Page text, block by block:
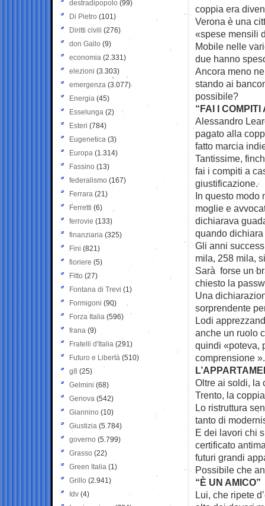
coppia era
Verona è una
«spese mensili
Mobile nelle
due hanno
Ancora meno
stando ai
possibile?
“FAI I COMPITI
Alessandro
pagato alla
fatto marcia
Tantissime,
fai i compiti a
giustificazione.
In questo modo
moglie e
dichiarava
quando
Gli anni
mila, 258 mila,
Sarà forse un
chiesto la
Una
sorprendente
Lodi
anche un ruolo
quindi «poteva,
comprensione
Oltre ai soldi, la
Trento, la
Lo ristruttura
tanto di
E dei lavori chi
certificato
futuri grandi
Possibile che
“È UN AMICO”
Lui, che ripete
destradipopolo (99)
Di Pietro (101)
Diritti civili (276)
don Gallo (9)
economia (2.331)
elezioni (3.303)
emergenza (3.077)
Energia (45)
Esselunga (2)
Esteri (784)
Eugenetica (3)
Europa (1.314)
Fassino (13)
federalismo (167)
Ferrara (21)
Ferretti (6)
ferrovie (133)
finanziaria (325)
Fini (821)
fioriere (5)
Fitto (27)
Fontana di Trevi (1)
Formigoni (90)
Forza Italia (596)
frana (9)
Fratelli d'Italia (291)
Futuro e Libertà (510)
g8 (25)
Gelmini (68)
Genova (542)
Giannino (10)
Giustizia (5.784)
governo (5.799)
Grasso (22)
Green Italia (1)
Grillo (2.941)
Idv (4)